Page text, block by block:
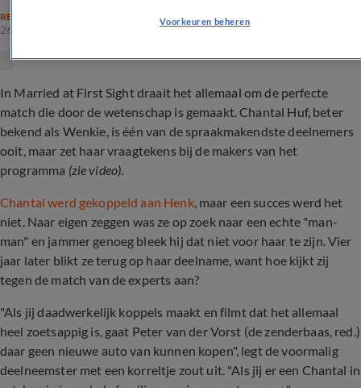
REALITY
26 mrt 2024, 20:23
In Married at First Sight draait het allemaal om de perfecte
match die door de wetenschap is gemaakt. Chantal Huf, beter
bekend als Wenkie, is één van de spraakmakendste deelnemers
ooit, maar zet haar vraagtekens bij de makers van het
programma (zie video).
Chantal werd gekoppeld aan Henk, maar een succes werd het
niet. Naar eigen zeggen was ze op zoek naar een echte "man-
man" en jammer genoeg bleek hij dat niet voor haar te zijn. Vier
jaar later blikt ze terug op haar deelname, want hoe kijkt zij
tegen de match van de experts aan?
"Als jij daadwerkelijk koppels maakt en filmt dat het allemaal
heel zoetsappig is, gaat Peter van der Vorst (de zenderbaas, red.)
daar geen nieuwe auto van kunnen kopen", legt de voormalig
deelneemster met een korreltje zout uit. "Als jij er een Chantal in
Voorkeuren beheren